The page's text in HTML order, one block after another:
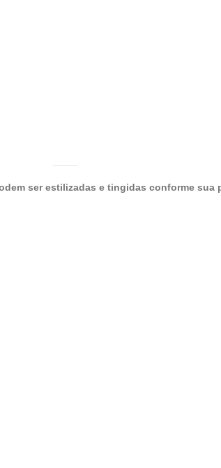
ser estilizadas e tingidas conforme sua